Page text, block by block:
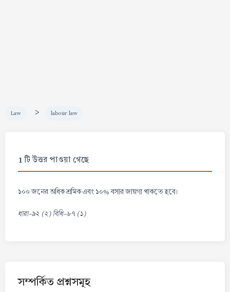
Law > labour law
1 টি উত্তর পাওয়া গেছে
১০০ জনের অধিক শ্রমিক এবং ১০% বসার জায়গা থাকতে হবে।
ধারা-৯২ (২) বিধি-৮৭ (১)
সম্পর্কিত প্রশ্নসমূহ